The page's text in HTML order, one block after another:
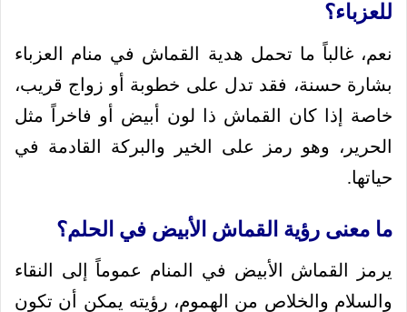
للعزباء؟
نعم، غالباً ما تحمل هدية القماش في منام العزباء
بشارة حسنة، فقد تدل على خطوبة أو زواج قريب،
خاصة إذا كان القماش ذا لون أبيض أو فاخراً مثل
الحرير، وهو رمز على الخير والبركة القادمة في
حياتها.
ما معنى رؤية القماش الأبيض في الحلم؟
يرمز القماش الأبيض في المنام عموماً إلى النقاء
والسلام والخلاص من الهموم، رؤيته يمكن أن تكون